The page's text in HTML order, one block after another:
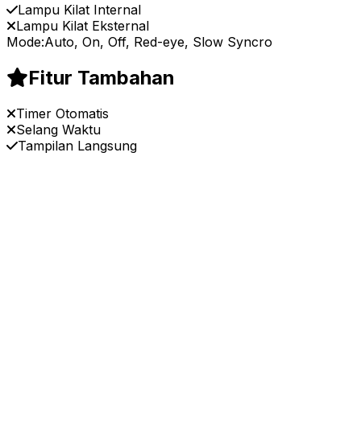
Lampu Kilat Internal
Lampu Kilat Eksternal
Mode:Auto, On, Off, Red-eye, Slow Syncro
Fitur Tambahan
Timer Otomatis
Selang Waktu
Tampilan Langsung